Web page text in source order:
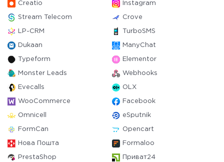
Creatio Instagram
Stream Telecom Crove
LP-CRM TurboSMS
Dukaan ManyChat
Typeform Elementor
Monster Leads Webhooks
Evecalls OLX
WooCommerce Facebook
Omnicell eSputnik
FormCan Opencart
Нова Пошта Formaloo
PrestaShop Приват24